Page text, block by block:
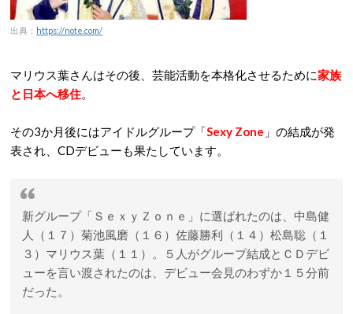
出典： https://note.com/
マリウス葉さんはその後、芸能活動を本格化させるために家族
と日本へ移住。
その3か月後にはアイドルグループ「Sexy Zone 」の結成が発
表され、CDデビューも果たしています。
新グループ「ＳｅｘｙＺｏｎｅ」に選ばれたのは、中島健
人（１７）菊池風磨（１６）佐藤勝利（１４）松島聡（１
３）マリウス葉（１１）。５人がグループ結成とＣＤデビ
ューを言い渡されたのは、デビュー会見のわずか１５分前
だった。